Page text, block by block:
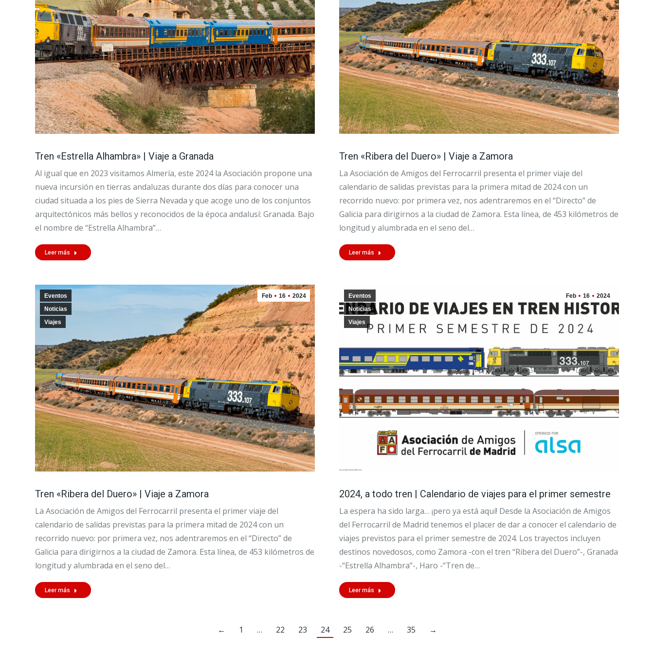
Tren «Estrella Alhambra» | Viaje a Granada
Al igual que en 2023 visitamos Almería, este 2024 la Asociación propone una
nueva incursión en tierras andaluzas durante dos días para conocer una
ciudad situada a los pies de Sierra Nevada y que acoge uno de los conjuntos
arquitectónicos más bellos y reconocidos de la época andalusí: Granada. Bajo
el nombre de “Estrella Alhambra”…
Leer más
Tren «Ribera del Duero» | Viaje a Zamora
La Asociación de Amigos del Ferrocarril presenta el primer viaje del
calendario de salidas previstas para la primera mitad de 2024 con un
recorrido nuevo: por primera vez, nos adentraremos en el “Directo” de
Galicia para dirigirnos a la ciudad de Zamora. Esta línea, de 453 kilómetros de
longitud y alumbrada en el seno del…
Leer más
Feb 16 2024
Eventos
Noticias
Viajes
Tren «Ribera del Duero» | Viaje a Zamora
La Asociación de Amigos del Ferrocarril presenta el primer viaje del
calendario de salidas previstas para la primera mitad de 2024 con un
recorrido nuevo: por primera vez, nos adentraremos en el “Directo” de
Galicia para dirigirnos a la ciudad de Zamora. Esta línea, de 453 kilómetros de
longitud y alumbrada en el seno del…
Leer más
Feb 16 2024
Eventos
Noticias
Viajes
2024, a todo tren | Calendario de viajes para el primer semestre
La espera ha sido larga… ¡pero ya está aquí! Desde la Asociación de Amigos
del Ferrocarril de Madrid tenemos el placer de dar a conocer el calendario de
viajes previstos para el primer semestre de 2024. Los trayectos incluyen
destinos novedosos, como Zamora -con el tren “Ribera del Duero”-, Granada
-“Estrella Alhambra”-, Haro -“Tren de…
Leer más
← 1 … 22 23 24 25 26 … 35 →